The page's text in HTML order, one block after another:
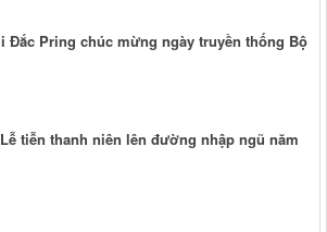
Đắc Pring chúc mừng ngày truyền thống Bộ
tiễn thanh niên lên đường nhập ngũ năm